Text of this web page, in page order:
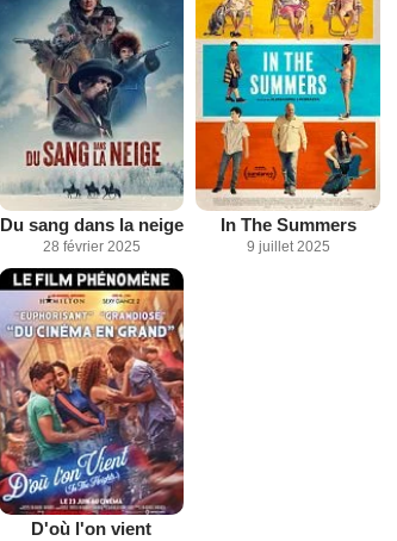
Du sang dans la neige
28 février 2025
In The Summers
9 juillet 2025
D'où l'on vient